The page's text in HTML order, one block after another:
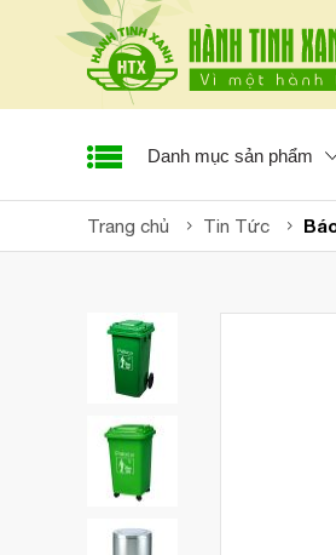
Danh mục sản phẩm
Trang chủ Tin Tức